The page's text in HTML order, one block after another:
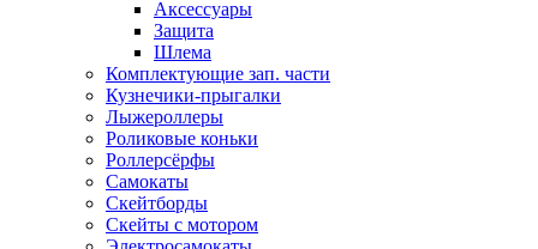
Аксессуары
Защита
Шлема
Комплектующие зап. части
Кузнечики-прыгалки
Лыжероллеры
Роликовые коньки
Роллерсёрфы
Самокаты
Скейтборды
Скейты с мотором